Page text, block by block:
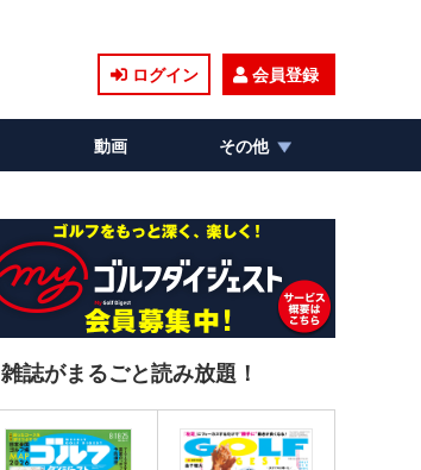
ログイン 会員登録
動画 その他
雑誌がまるごと読み放題！